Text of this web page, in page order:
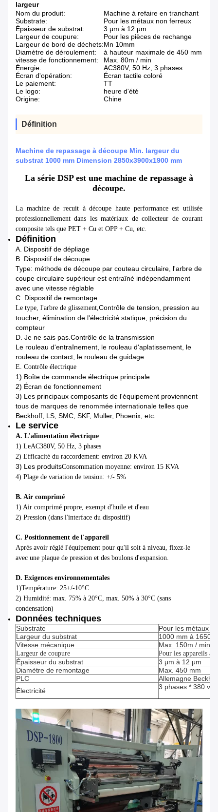
largeur
Nom du produit:
Machine à refaire en tranchant
Substrate:
Pour les métaux non ferreux
Épaisseur de substrat:
3 μm à 12 μm
Largeur de coupure:
Pour les pièces de rechange
Largeur de bord de déchets:Mn 10mm
Diamètre de déroulement:
à hauteur maximale de 450 mm
vitesse de fonctionnement:
Max. 80m / min
Énergie:
AC380V, 50 Hz, 3 phases
Écran d'opération:
Écran tactile coloré
Le paiement:
TT
Le logo:
heure d'été
Origine:
Chine
Définition
Machine de repassage à découpe Min. largeur du
substrat 1000 mm Dimension 2850x3900x1900 mm
La série DSP est une machine de repassage à
découpe.
La machine de recuit à découpe haute performance est utilisée
professionnellement dans les matériaux de collecteur de courant
composite tels que PET + Cu et OPP + Cu, etc.
Définition
A. Dispositif de dépliage
B. Dispositif de découpe
Type: méthode de découpe par couteau circulaire, l'arbre de
coupe circulaire supérieur est entraîné indépendamment
avec une vitesse réglable
C. Dispositif de remontage
Le type, l'arbre de glissement,Contrôle de tension, pression au
toucher, élimination de l'électricité statique, précision du
compteur
D. Je ne sais pas.Contrôle de la transmission
Le rouleau d'entraînement, le rouleau d'aplatissement, le
rouleau de contact, le rouleau de guidage
E. Contrôle électrique
1) Boîte de commande électrique principale
2) Écran de fonctionnement
3) Les principaux composants de l'équipement proviennent
tous de marques de renommée internationale telles que
Beckhoff, LS, SMC, SKF, Muller, Phoenix, etc.
Le service
A. L'alimentation électrique
1) LeAC380V, 50 Hz, 3 phases
2) Efficacité du raccordement: environ 20 KVA
3) Les produitsConsommation moyenne: environ 15 KVA
4) Plage de variation de tension: +/- 5%
B. Air comprimé
1) Air comprimé propre, exempt d'huile et d'eau
2) Pression (dans l'interface du dispositif)
C. Positionnement de l'appareil
Après avoir réglé l'équipement pour qu'il soit à niveau, fixez-le
avec une plaque de pression et des boulons d'expansion.
D. Exigences environnementales
1)Température: 25+/-10°C
2) Humidité: max. 75% à 20°C, max. 50% à 30°C (sans
condensation)
Données techniques
Substrate
Pour les métaux
Largeur du substrat
1000 mm à 1650
Vitesse mécanique
Max. 150m / min.
Largeur de coupure Pour les appareils à
Épaisseur du substrat
3 μm à 12 μm
Diamètre de remontage
Max. 450 mm
PLC
Allemagne
Électricité
3 phases * 380